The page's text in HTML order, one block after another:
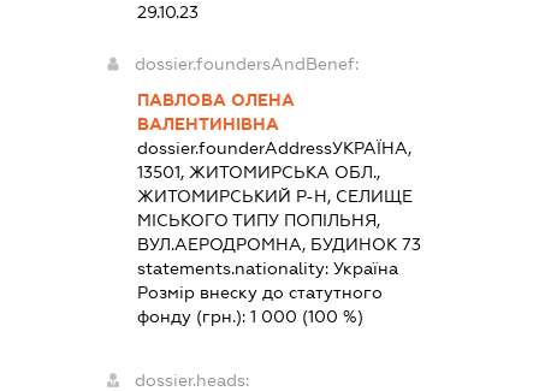
29.10.23
dossier.foundersAndBenef:
ПАВЛОВА ОЛЕНА
ВАЛЕНТИНІВНА
dossier.founderAddressУКРАЇНА,
13501, ЖИТОМИРСЬКА ОБЛ.,
ЖИТОМИРСЬКИЙ Р-Н, СЕЛИЩЕ
МІСЬКОГО ТИПУ ПОПІЛЬНЯ,
ВУЛ.АЕРОДРОМНА, БУДИНОК 73
statements.nationality: Україна
Розмір внеску до статутного
фонду (грн.): 1 000 (100 %)
dossier.heads: